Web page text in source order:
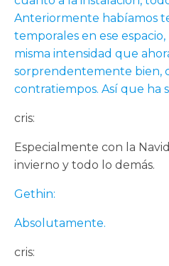
Anteriormente habíamos
temporales en ese
misma intensidad que
sorprendentemente bien,
contratiempos. Así que ha
cris:
Especialmente con la
invierno y todo lo demás.
Gethin:
Absolutamente.
cris: